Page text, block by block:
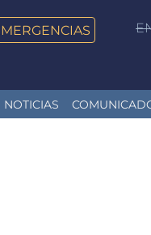
NOTICIAS